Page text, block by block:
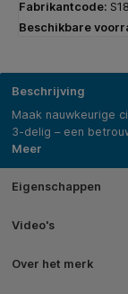
Fabrikantcode:
Beschikbare
Beschrijving
Maak nauwkeurige
3-delig – een
Meer
Eigenschappen
Video's
Over het merk